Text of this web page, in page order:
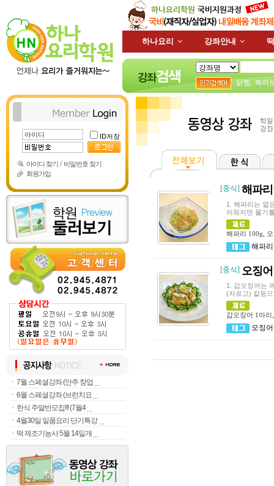
하나요리 강좌안내
닭찜 북어
ID저장
아이디 찾기 / 비밀번호 찾기
회원가입
ㆍ 7월 스페셜강좌 (안주 창업
ㆍ 6월 스페셜강좌 (브런치요
ㆍ 한식 주말반모집!!! (7월4
ㆍ 4월30일 일품요리 단기특강
ㆍ 떡 제조기능사 5월 14일개
[중식] 해파
1. 해파리는 엷
러워지면 물기
해파리 100g,
해파
[중식] 오징
1. 갑오징어는
(자르고) 칼등
갑오징어 1마
오징